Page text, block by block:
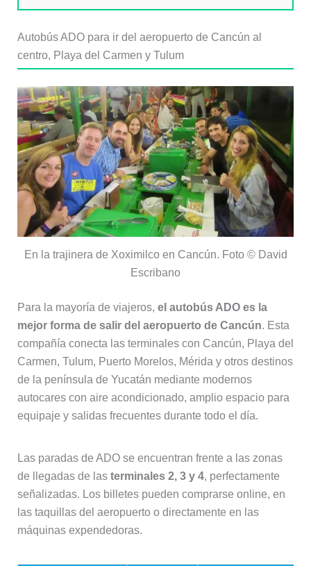
Autobús ADO para ir del aeropuerto de Cancún al
centro, Playa del Carmen y Tulum
En la trajinera de Xoximilco en Cancún. Foto © David
Escribano
Para la mayoría de viajeros, el autobús ADO es la
mejor forma de salir del aeropuerto de Cancún. Esta
compañía conecta las terminales con Cancún, Playa del
Carmen, Tulum, Puerto Morelos, Mérida y otros destinos
de la península de Yucatán mediante modernos
autocares con aire acondicionado, amplio espacio para
equipaje y salidas frecuentes durante todo el día.
Las paradas de ADO se encuentran frente a las zonas
de llegadas de las terminales 2, 3 y 4, perfectamente
señalizadas. Los billetes pueden comprarse online, en
las taquillas del aeropuerto o directamente en las
máquinas expendedoras.